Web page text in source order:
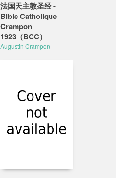
法国天主教圣经 -
Bible Catholique
Crampon
1923（BCC）
Augustin Crampon